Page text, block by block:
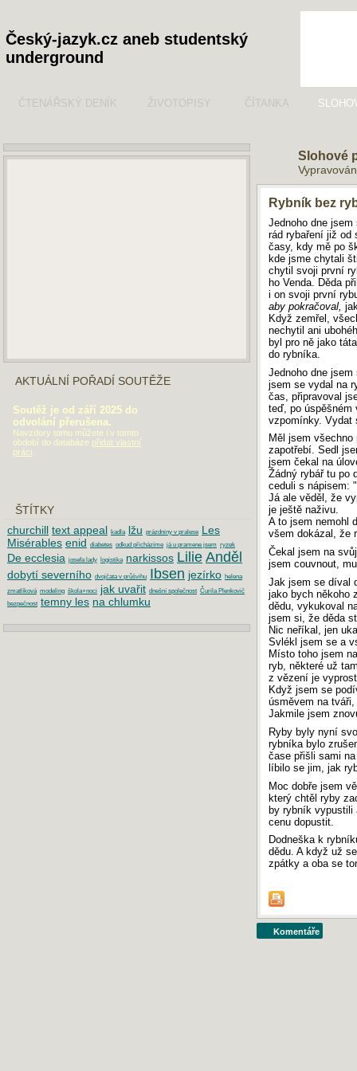
Český-jazyk.cz aneb studentský
underground
ČTENÁŘSKÝ DENÍK ŽIVOTOPISY ČÍTANKA
Slohové
Rybník bez
Jednoho dne
rád rybaření již od
časy, kdy mě po
kde jsme chytali
chytil svoji první
ho Venda. Děda
i on svoji první
aby pokračoval,
Když zemřel,
nechytil ani
byl pro ně jako
do rybníka.
Jednoho dne
jsem se vydal na
čas, připravoval
teď, po úspěšném
vzpomínky. Vydat
Měl jsem
zapotřebí. Sedl
jsem čekal na
Žádný rybář tu po
ceduli s nápisem:
Já ale věděl, že
je ještě naživu.
A to jsem nemohl
všem dokázal, že
Čekal jsem na
jsem couvnout,
Jak jsem se díval
jako bych někoho
dědu, vykukoval
jsem si, že děda
Nic neříkal, jen
Svlékl jsem se a
Místo toho jsem
ryb, některé už
z vězení je
Když jsem se
úsměvem na
Jakmile jsem
Ryby byly nyní
rybníka bylo
čase přišli sami
líbilo se jim, jak
Moc dobře jsem
který chtěl ryby
by rybník vypustili
cenu dopustit.
Dodneška k
dědu. A když už
zpátky a oba se
Komentáře
AKTUÁLNÍ POŘADÍ SOUTĚŽE
Soutěž je od září 2025 do
odvolání přerušena.
Navzdory tomu můžete i v tomto
období do databáze přidat vlastní
práci.
ŠTÍTKY
churchill text appeal kadla lžu prázdniny v pralese
Les
Misérables enid diabetes odkud přicházíme já u pramene jsem ryzek
De ecclesia josefa lady logistika narkissos Lilie Anděl
dobytí severního dvojčata v průšvihu Ibsen jezírko
helena
zmatlíková modeling škola+noci jak uvařit dnešní společnost Čurila Plenkovič
bezpečnost temny les na chlumku